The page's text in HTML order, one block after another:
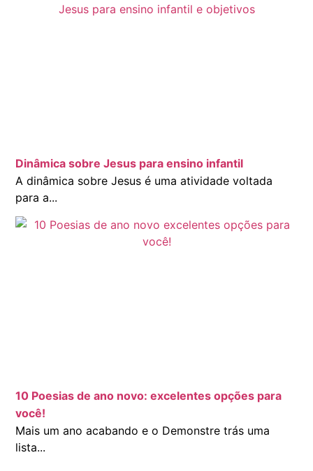
Dinâmica sobre Jesus para ensino infantil
A dinâmica sobre Jesus é uma atividade voltada
para a...
10 Poesias de ano novo: excelentes opções para
você!
Mais um ano acabando e o Demonstre trás uma
lista...